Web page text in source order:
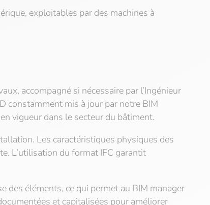
exploitables par des machines à
accompagné si nécessaire par l’Ingénieur
constamment mis à jour par notre BIM
vigueur dans le secteur du bâtiment.
Les caractéristiques physiques des
L’utilisation du format IFC garantit
des éléments, ce qui permet au BIM manager
et capitalisées pour améliorer